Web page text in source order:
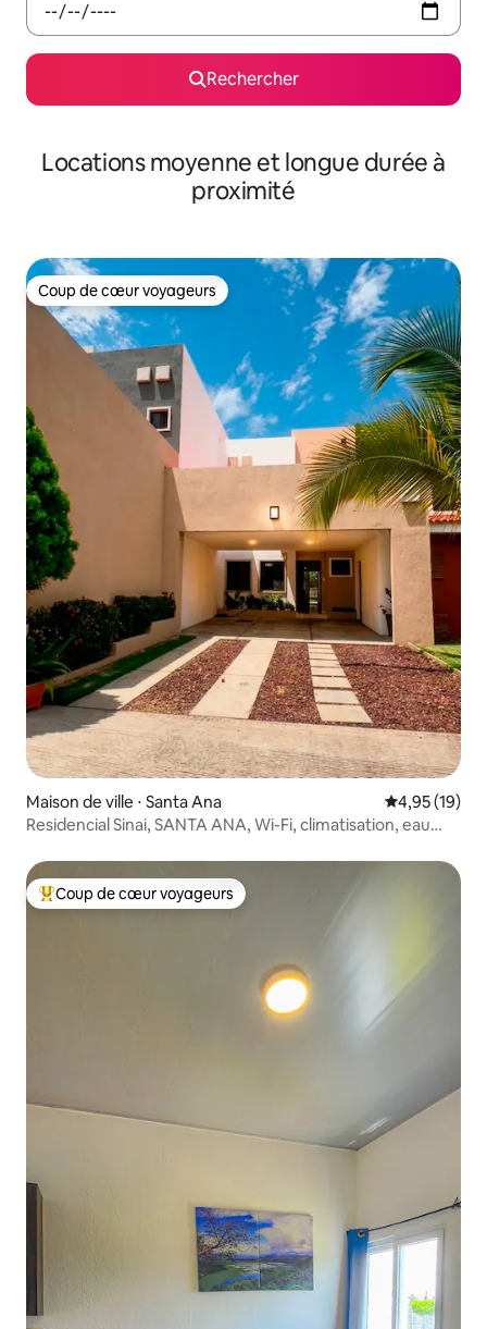
Rechercher
Locations moyenne et longue durée à
proximité
Coup de cœur voyageurs
Coup de cœur voyageurs
Maison de ville ⋅ Santa Ana Évaluation
4,95 (19)
Residencial Sinai, SANTA ANA, Wi-Fi, climatisation, eau
Coups de cœur voyageurs les plus appréciés
Coup de cœur voyageurs